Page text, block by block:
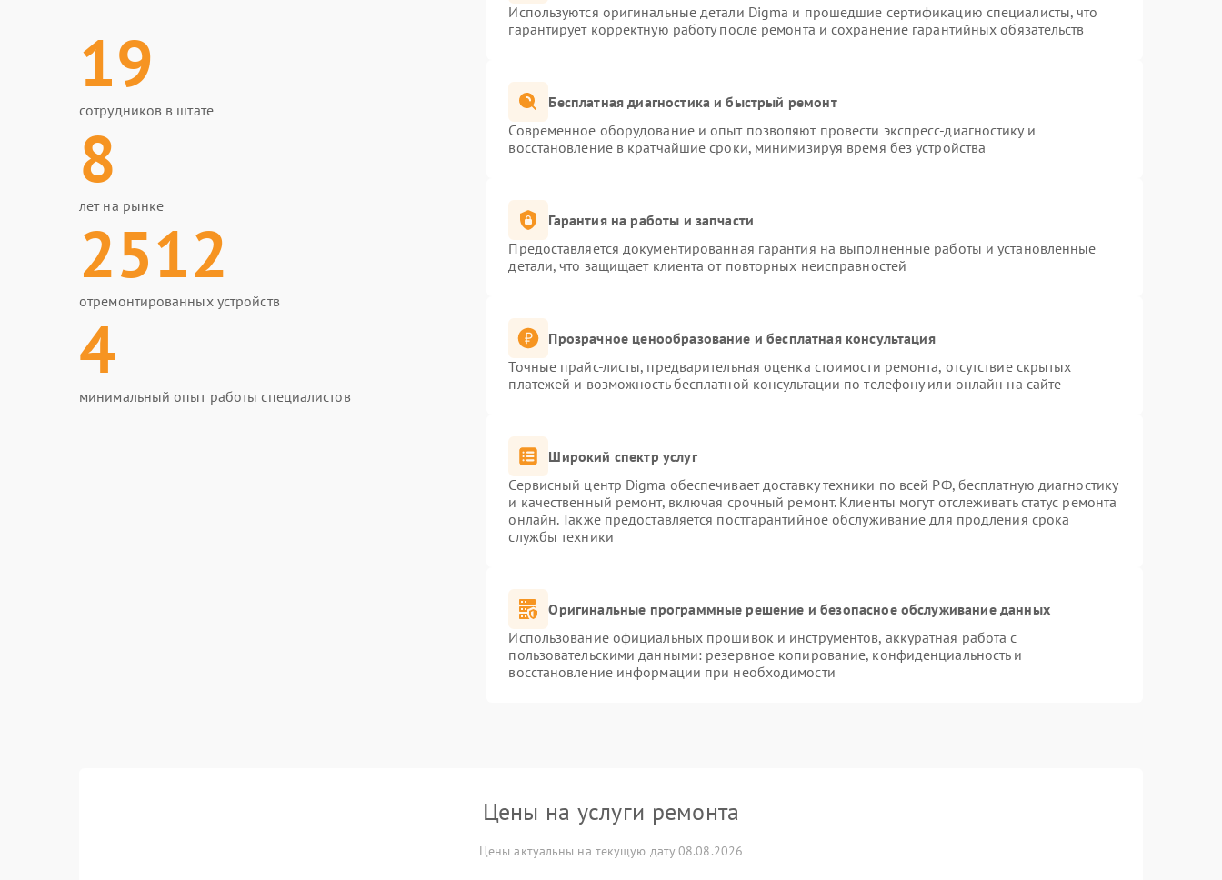
19
сотрудников в штате
8
лет на рынке
2512
отремонтированных устройств
4
минимальный опыт работы специалистов
Используются оригинальные детали Digma и прошедшие сертификацию специалисты, что
гарантирует корректную работу после ремонта и сохранение гарантийных обязательств
Бесплатная диагностика и быстрый ремонт
Современное оборудование и опыт позволяют провести экспресс-диагностику и
восстановление в кратчайшие сроки, минимизируя время без устройства
Гарантия на работы и запчасти
Предоставляется документированная гарантия на выполненные работы и установленные
детали, что защищает клиента от повторных неисправностей
Прозрачное ценообразование и бесплатная консультация
Точные прайс-листы, предварительная оценка стоимости ремонта, отсутствие скрытых
платежей и возможность бесплатной консультации по телефону или онлайн на сайте
Широкий спектр услуг
Сервисный центр Digma обеспечивает доставку техники по всей РФ, бесплатную диагностику
и качественный ремонт, включая срочный ремонт. Клиенты могут отслеживать статус ремонта
онлайн. Также предоставляется постгарантийное обслуживание для продления срока
службы техники
Оригинальные программные решение и безопасное обслуживание данных
Использование официальных прошивок и инструментов, аккуратная работа с
пользовательскими данными: резервное копирование, конфиденциальность и
восстановление информации при необходимости
Цены на услуги ремонта
Цены актуальны на текущую дату 08.08.2026